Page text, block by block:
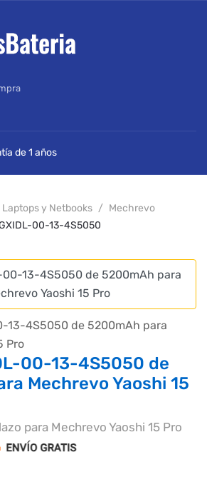
de 1 años
y Netbooks
Mechrevo
00-13-4S5050
00-13-4S5050 de
Mechrevo Yaoshi 15
para Mechrevo Yaoshi 15 Pro